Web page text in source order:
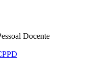
Docente